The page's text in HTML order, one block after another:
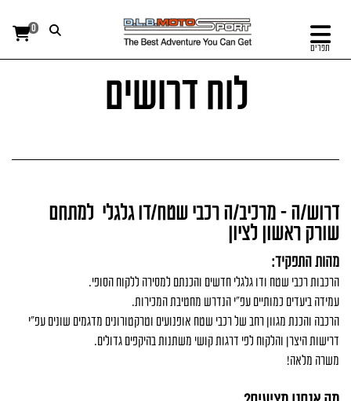
תפריט
0
לוח דרושים
דרוש/ה - מרכיב/ה רכבי שטח/דו גלגלי למתחם
שורק ראשון לציון
מהות התפקיד:
הרכבות רכבי שטח ודו גלגלי חדשים והכנתם למסירה ללקוח הסופי.
עמידה ביעדים כמותיים עפ"י הנדרש מחטיבת המכירות.
הרכבה והכנת מגוון רחב של רכבי שטח אופנועים וטרקטורונים מדגמים שונים עפ"י
דרישות היצרן והלקוח לפי דרגות קושי משתנות בהיקפים גדולים.
משרה מלאה!